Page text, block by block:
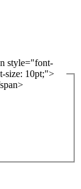
style="font-
size: 10pt;">